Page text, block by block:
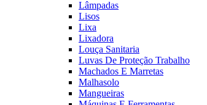
Lâmpadas
Lisos
Lixa
Lixadora
Louça Sanitaria
Luvas De Proteção Trabalho
Machados E Marretas
Malhasolo
Mangueiras